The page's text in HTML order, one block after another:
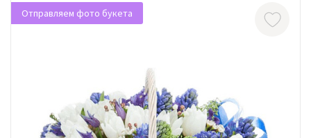
Отправляем фото букета